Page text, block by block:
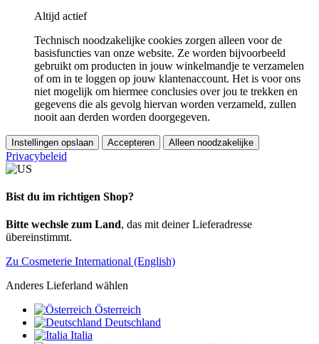
Altijd actief
Technisch noodzakelijke cookies zorgen alleen voor de
basisfuncties van onze website. Ze worden bijvoorbeeld
gebruikt om producten in jouw winkelmandje te verzamelen
of om in te loggen op jouw klantenaccount. Het is voor ons
niet mogelijk om hiermee conclusies over jou te trekken en
gegevens die als gevolg hiervan worden verzameld, zullen
nooit aan derden worden doorgegeven.
Instellingen opslaan Accepteren Alleen noodzakelijke
Privacybeleid
Bist du im richtigen Shop?
Bitte wechsle zum Land, das mit deiner Lieferadresse
übereinstimmt.
Zu Cosmeterie International (English)
Anderes Lieferland wählen
Österreich
Deutschland
Italia